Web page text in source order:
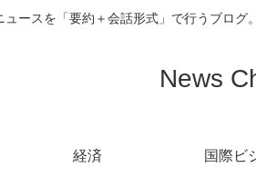
ュースを「要約＋会話形式」で行うブログ
News
経済 国際ビ